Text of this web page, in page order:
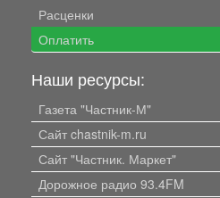
Расценки
Оплатить
Наши ресурсы:
Газета "Частник-М"
Сайт chastnik-m.ru
Сайт "Частник. Маркет"
Дорожное радио 93.4FM